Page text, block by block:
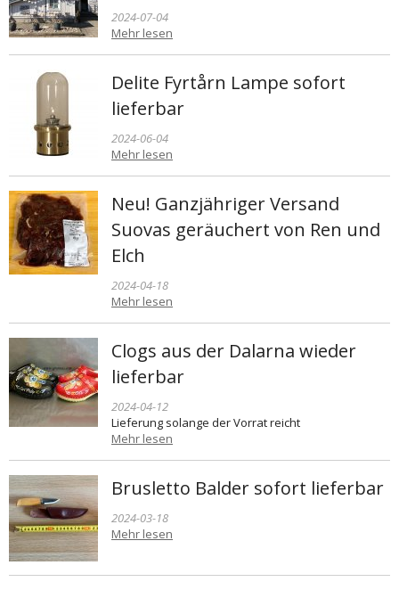
2024-07-04
Mehr lesen
Delite Fyrtårn Lampe sofort
lieferbar
2024-06-04
Mehr lesen
Neu! Ganzjähriger Versand
Suovas geräuchert von Ren und
Elch
2024-04-18
Mehr lesen
Clogs aus der Dalarna wieder
lieferbar
2024-04-12
Lieferung solange der Vorrat reicht
Mehr lesen
Brusletto Balder sofort lieferbar
2024-03-18
Mehr lesen